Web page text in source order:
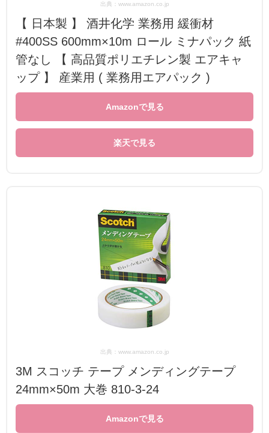
出典：www.amazon.co.jp
【 日本製 】 酒井化学 業務用 緩衝材
#400SS 600mm×10m ロール ミナパック 紙
管なし 【 高品質ポリエチレン製 エアキャ
ップ 】 産業用 ( 業務用エアパック )
Amazonで見る
楽天で見る
出典：www.amazon.co.jp
3M スコッチ テープ メンディングテープ
24mm×50m 大巻 810-3-24
Amazonで見る